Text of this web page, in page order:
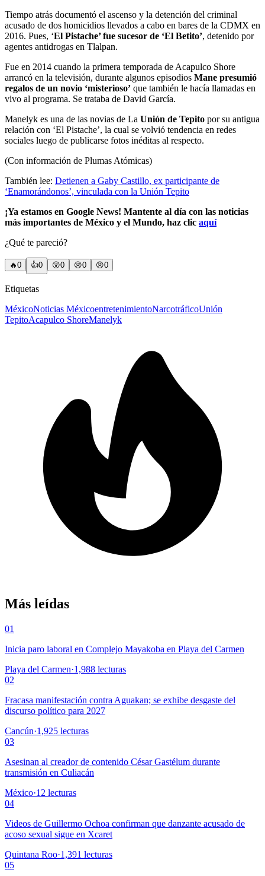
Tiempo atrás documentó el ascenso y la detención del criminal
acusado de dos homicidios llevados a cabo en bares de la CDMX en
2016. Pues, ‘El Pistache’ fue sucesor de ‘El Betito’, detenido por
agentes antidrogas en Tlalpan.
Fue en 2014 cuando la primera temporada de Acapulco Shore
arrancó en la televisión, durante algunos episodios Mane presumió
regalos de un novio ‘misterioso’ que también le hacía llamadas en
vivo al programa. Se trataba de David García.
Manelyk es una de las novias de La Unión de Tepito por su antigua
relación con ‘El Pistache’, la cual se volvió tendencia en redes
sociales luego de publicarse fotos inéditas al respecto.
(Con información de Plumas Atómicas)
También lee: Detienen a Gaby Castillo, ex participante de
‘Enamorándonos’, vinculada con la Unión Tepito
¡Ya estamos en Google News! Mantente al día con las noticias
más importantes de México y el Mundo, haz clic aquí
¿Qué te pareció?
🔥0 👍0 😲0 😢0 😠0
Etiquetas
MéxicoNoticias MéxicoentretenimientoNarcotráficoUnión
TepitoAcapulco ShoreManelyk
Más leídas
01
Inicia paro laboral en Complejo Mayakoba en Playa del Carmen
Playa del Carmen·1,988 lecturas
02
Fracasa manifestación contra Aguakan; se exhibe desgaste del
discurso político para 2027
Cancún·1,925 lecturas
03
Asesinan al creador de contenido César Gastélum durante
transmisión en Culiacán
México·12 lecturas
04
Videos de Guillermo Ochoa confirman que danzante acusado de
acoso sexual sigue en Xcaret
Quintana Roo·1,391 lecturas
05